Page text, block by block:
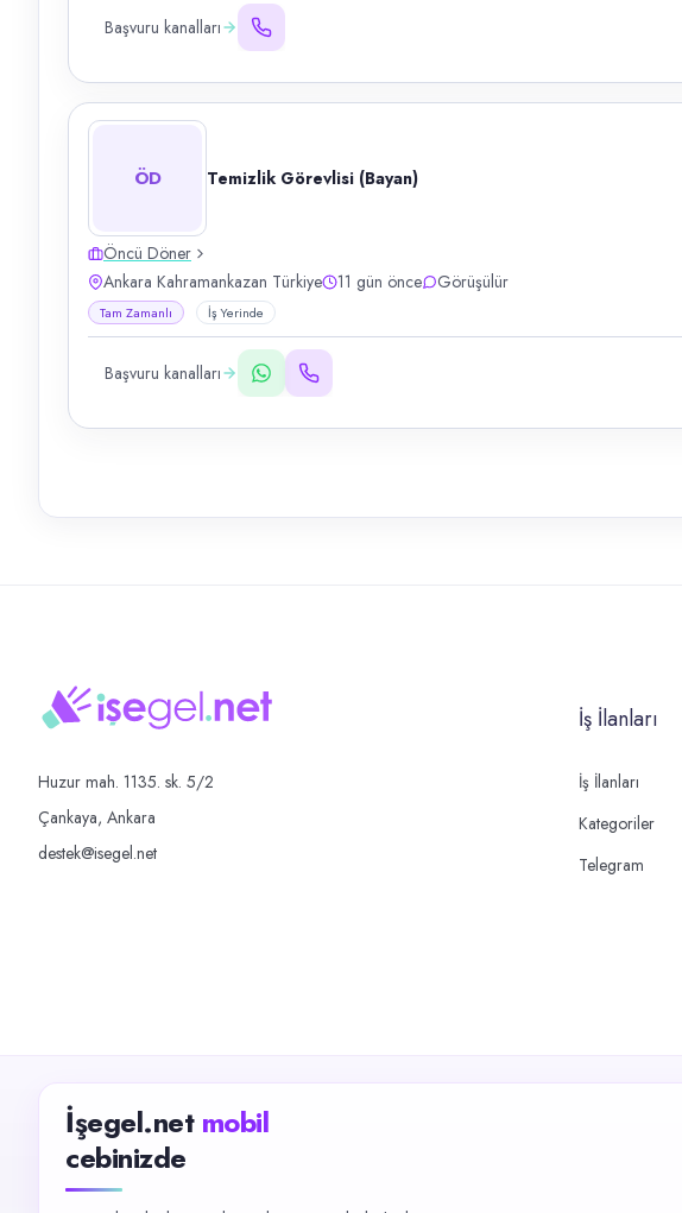
Başvuru kanalları
ÖD Temizlik Görevlisi (Bayan)
Öncü Döner
Ankara Kahramankazan Türkiye
11 gün önce Görüşülür
Tam Zamanlı İş Yerinde
Başvuru kanalları
Huzur mah. 1135. sk. 5/2
Çankaya, Ankara
destek@isegel.net
İş İlanları
İş İlanları
Kategoriler
Telegram
İşegel.net mobil
cebinizde